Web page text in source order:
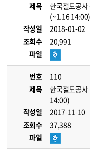
제목
한국철도공
(~1.16 14:00)
작성일
2018-01-02
조회수
20,991
파일
번호
110
제목
한국철도공
14:00)
작성일
2017-11-10
조회수
37,388
파일